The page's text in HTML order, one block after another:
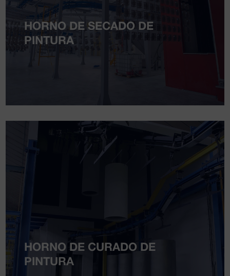
HORNO DE SECADO DE
PINTURA
HORNO DE CURADO DE
PINTURA